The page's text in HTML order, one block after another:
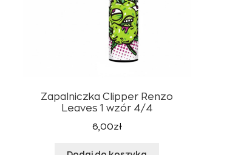
Zapalniczka Clipper Renzo
Leaves 1 wzór 4/4
6,00zł